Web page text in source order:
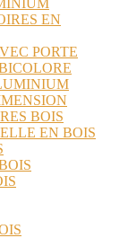
EN
PORTE
BOIS
EN BOIS